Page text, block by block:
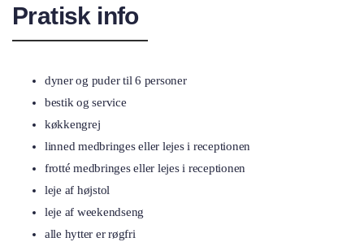
Pratisk info
dyner og puder til 6 personer
bestik og service
køkkengrej
linned medbringes eller lejes i receptionen
frotté medbringes eller lejes i receptionen
leje af højstol
leje af weekendseng
alle hytter er røgfri